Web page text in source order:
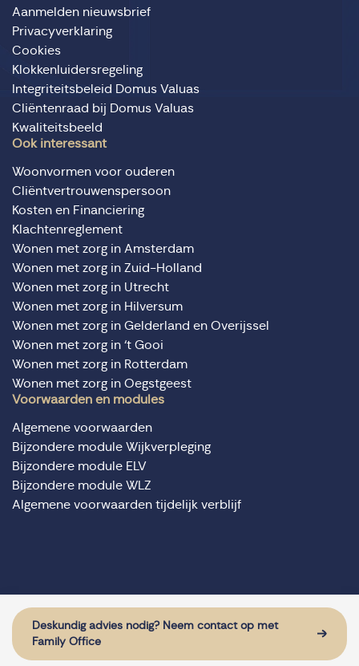
Deskundig advies nodig? Neem contact op met
Family Office
Aanmelden nieuwsbrief
Privacyverklaring
Cookies
Klokkenluidersregeling
Integriteitsbeleid Domus Valuas
Cliëntenraad bij Domus Valuas
Kwaliteitsbeeld
Ook interessant
Woonvormen voor ouderen
Cliëntvertrouwenspersoon
Kosten en Financiering
Klachtenreglement
Wonen met zorg in Amsterdam
Wonen met zorg in Zuid-Holland
Wonen met zorg in Utrecht
Wonen met zorg in Hilversum
Wonen met zorg in Gelderland en Overijssel
Wonen met zorg in ‘t Gooi
Wonen met zorg in Rotterdam
Wonen met zorg in Oegstgeest
Voorwaarden en modules
Algemene voorwaarden
Bijzondere module Wijkverpleging
Bijzondere module ELV
Bijzondere module WLZ
Algemene voorwaarden tijdelijk verblijf
Website door: Sturdy Digital